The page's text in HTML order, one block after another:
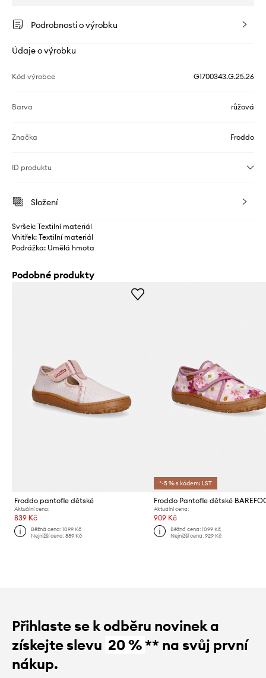
Podrobnosti o výrobku
Údaje o výrobku
Kód výrobce G1700343.G.25.26
Barva růžová
Značka Froddo
ID produktu
Složení
Svršek: Textilní materiál
Vnitřek: Textilní materiál
Podrážka: Umělá hmota
Podobné produkty
Froddo pantofle dětské
Aktuální cena:
839 Kč
Běžná cena:1099 Kč
Nejnižší cena:889 Kč
*-5 % s kódem: LST
Aktuální cena:
909 Kč
Běžná cena: 1099 Kč
Nejnižší cena: 929 Kč
Přihlaste se k odběru novinek a
získejte slevu 20 %** na svůj první
nákup.